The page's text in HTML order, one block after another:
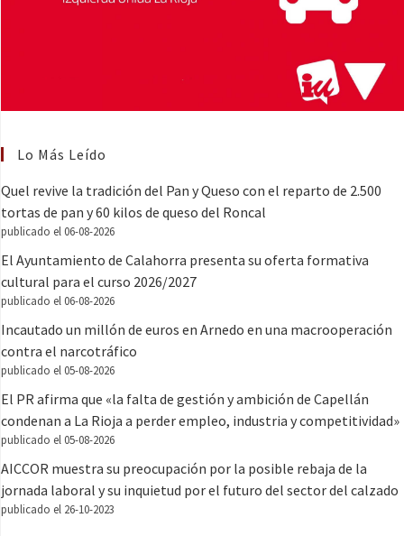
Lo Más Leído
Quel revive la tradición del Pan y Queso con el reparto de 2.500
tortas de pan y 60 kilos de queso del Roncal
publicado el 06-08-2026
El Ayuntamiento de Calahorra presenta su oferta formativa
cultural para el curso 2026/2027
publicado el 06-08-2026
Incautado un millón de euros en Arnedo en una macrooperación
contra el narcotráfico
publicado el 05-08-2026
El PR afirma que «la falta de gestión y ambición de Capellán
condenan a La Rioja a perder empleo, industria y competitividad»
publicado el 05-08-2026
AICCOR muestra su preocupación por la posible rebaja de la
jornada laboral y su inquietud por el futuro del sector del calzado
publicado el 26-10-2023